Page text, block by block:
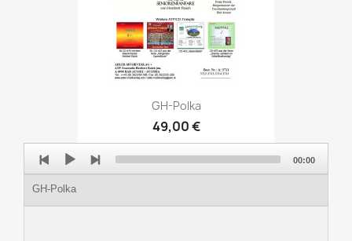
GH-Polka
49,00 €
Player
GH-Polka
00:00